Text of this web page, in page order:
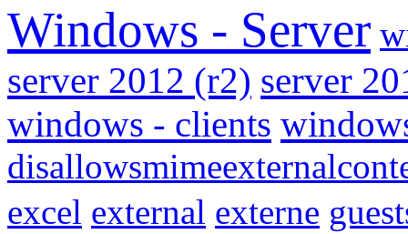
Windows - Server
server 2012 (r2) server
windows - clients
excel external externe